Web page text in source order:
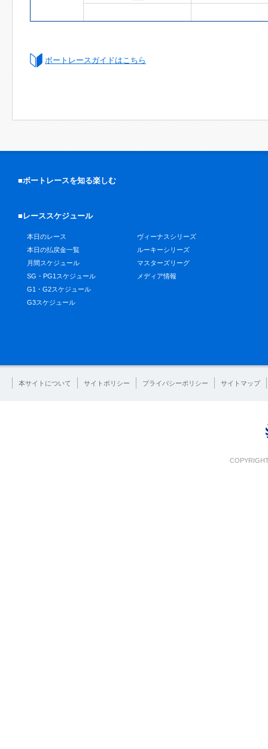
ボートレースガイドはこちら
■ボートレースを知る楽しむ
■レーススケジュール
本日のレース
本日の払戻金一覧
月間スケジュール
SG・PG1スケジュール
G1・G2スケジュール
G3スケジュール
ヴィーナスシリーズ
ルーキーシリーズ
マスターズリーグ
メディア情報
本サイトについて サイトポリシー プライバシーポリシー サイトマップ